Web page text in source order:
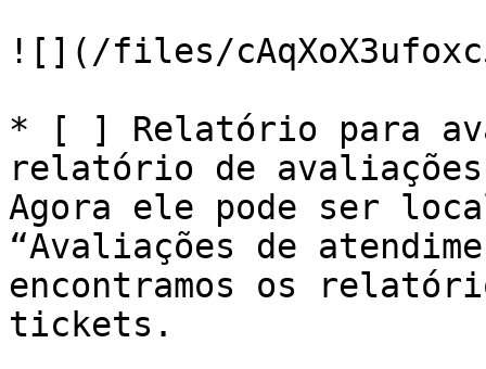
![](/files/
* [ ] Relatório para
relatório de
Agora ele pode ser
“Avaliações de
encontramos os
tickets.